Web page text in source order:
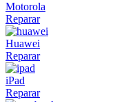
Motorola
Reparar
Huawei
Reparar
iPad
Reparar